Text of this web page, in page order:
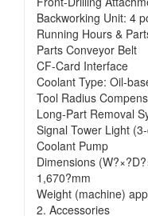
Backworking Unit: 4
Running Hours &
Parts Conveyor Belt
CF-Card Interface
Coolant Type: Oil-
Tool Radius
Long-Part Removal
Signal Tower Light
Coolant Pump
Dimensions
1,670?mm
Weight (machine)
2. Accessories